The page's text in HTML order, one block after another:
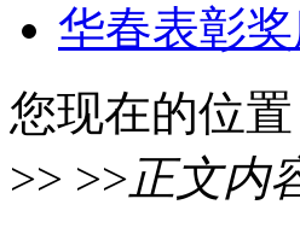
华春表彰
您现在的位置
>> >>正文内